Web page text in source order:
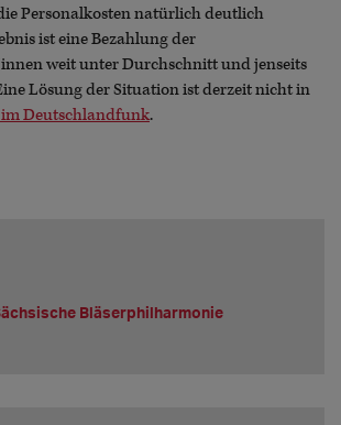
Personalkosten natürlich deutlich
ist eine Bezahlung der
weit unter Durchschnitt und jenseits
Lösung der Situation ist derzeit nicht in
Deutschlandfunk.
Bläserphilharmonie